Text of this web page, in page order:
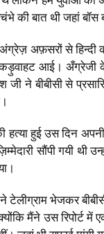
की बात थी जहां बॉस
अफ़सरों से
आई। अँग्रेजी
जी ने बीबीसी से
हत्या हुई उस दिन
सौंपी गयी
भेजकर
मैंने उस रिपोर्ट में